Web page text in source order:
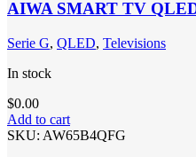
AIWA SMART TV
Serie G, QLED, Televisions
In stock
$0.00
Add to cart
SKU: AW65B4QFG